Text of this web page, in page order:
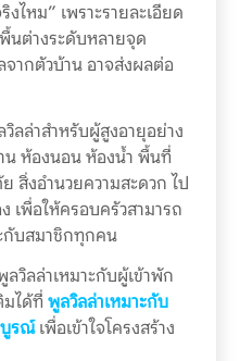
ไหม” เพราะรายละเอียด
นต่างระดับหลายจุด
ากตัวบ้าน อาจส่งผลต่อ
ลล่าสำหรับผู้สูงอายุอย่าง
น ห้องนอน ห้องน้ำ พื้นที่
สิ่งอำนวยความสะดวก ไป
เพื่อให้ครอบครัวสามารถ
กับสมาชิกทุกคน
วิลล่าเหมาะกับผู้เข้าพัก
มได้ที่ พูลวิลล่าเหมาะกับ
รณ์เพื่อเข้าใจโครงสร้าง